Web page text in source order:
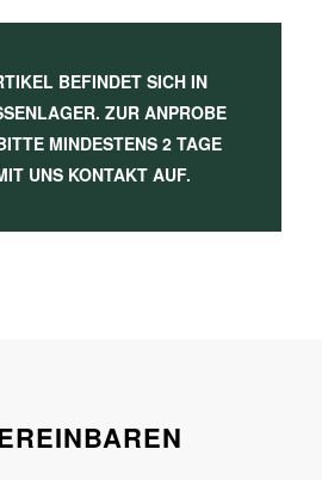
BEFINDET SICH IN
ZUR ANPROBE N
MINDESTENS 2 TAGE V
UNS KONTAKT AUF.